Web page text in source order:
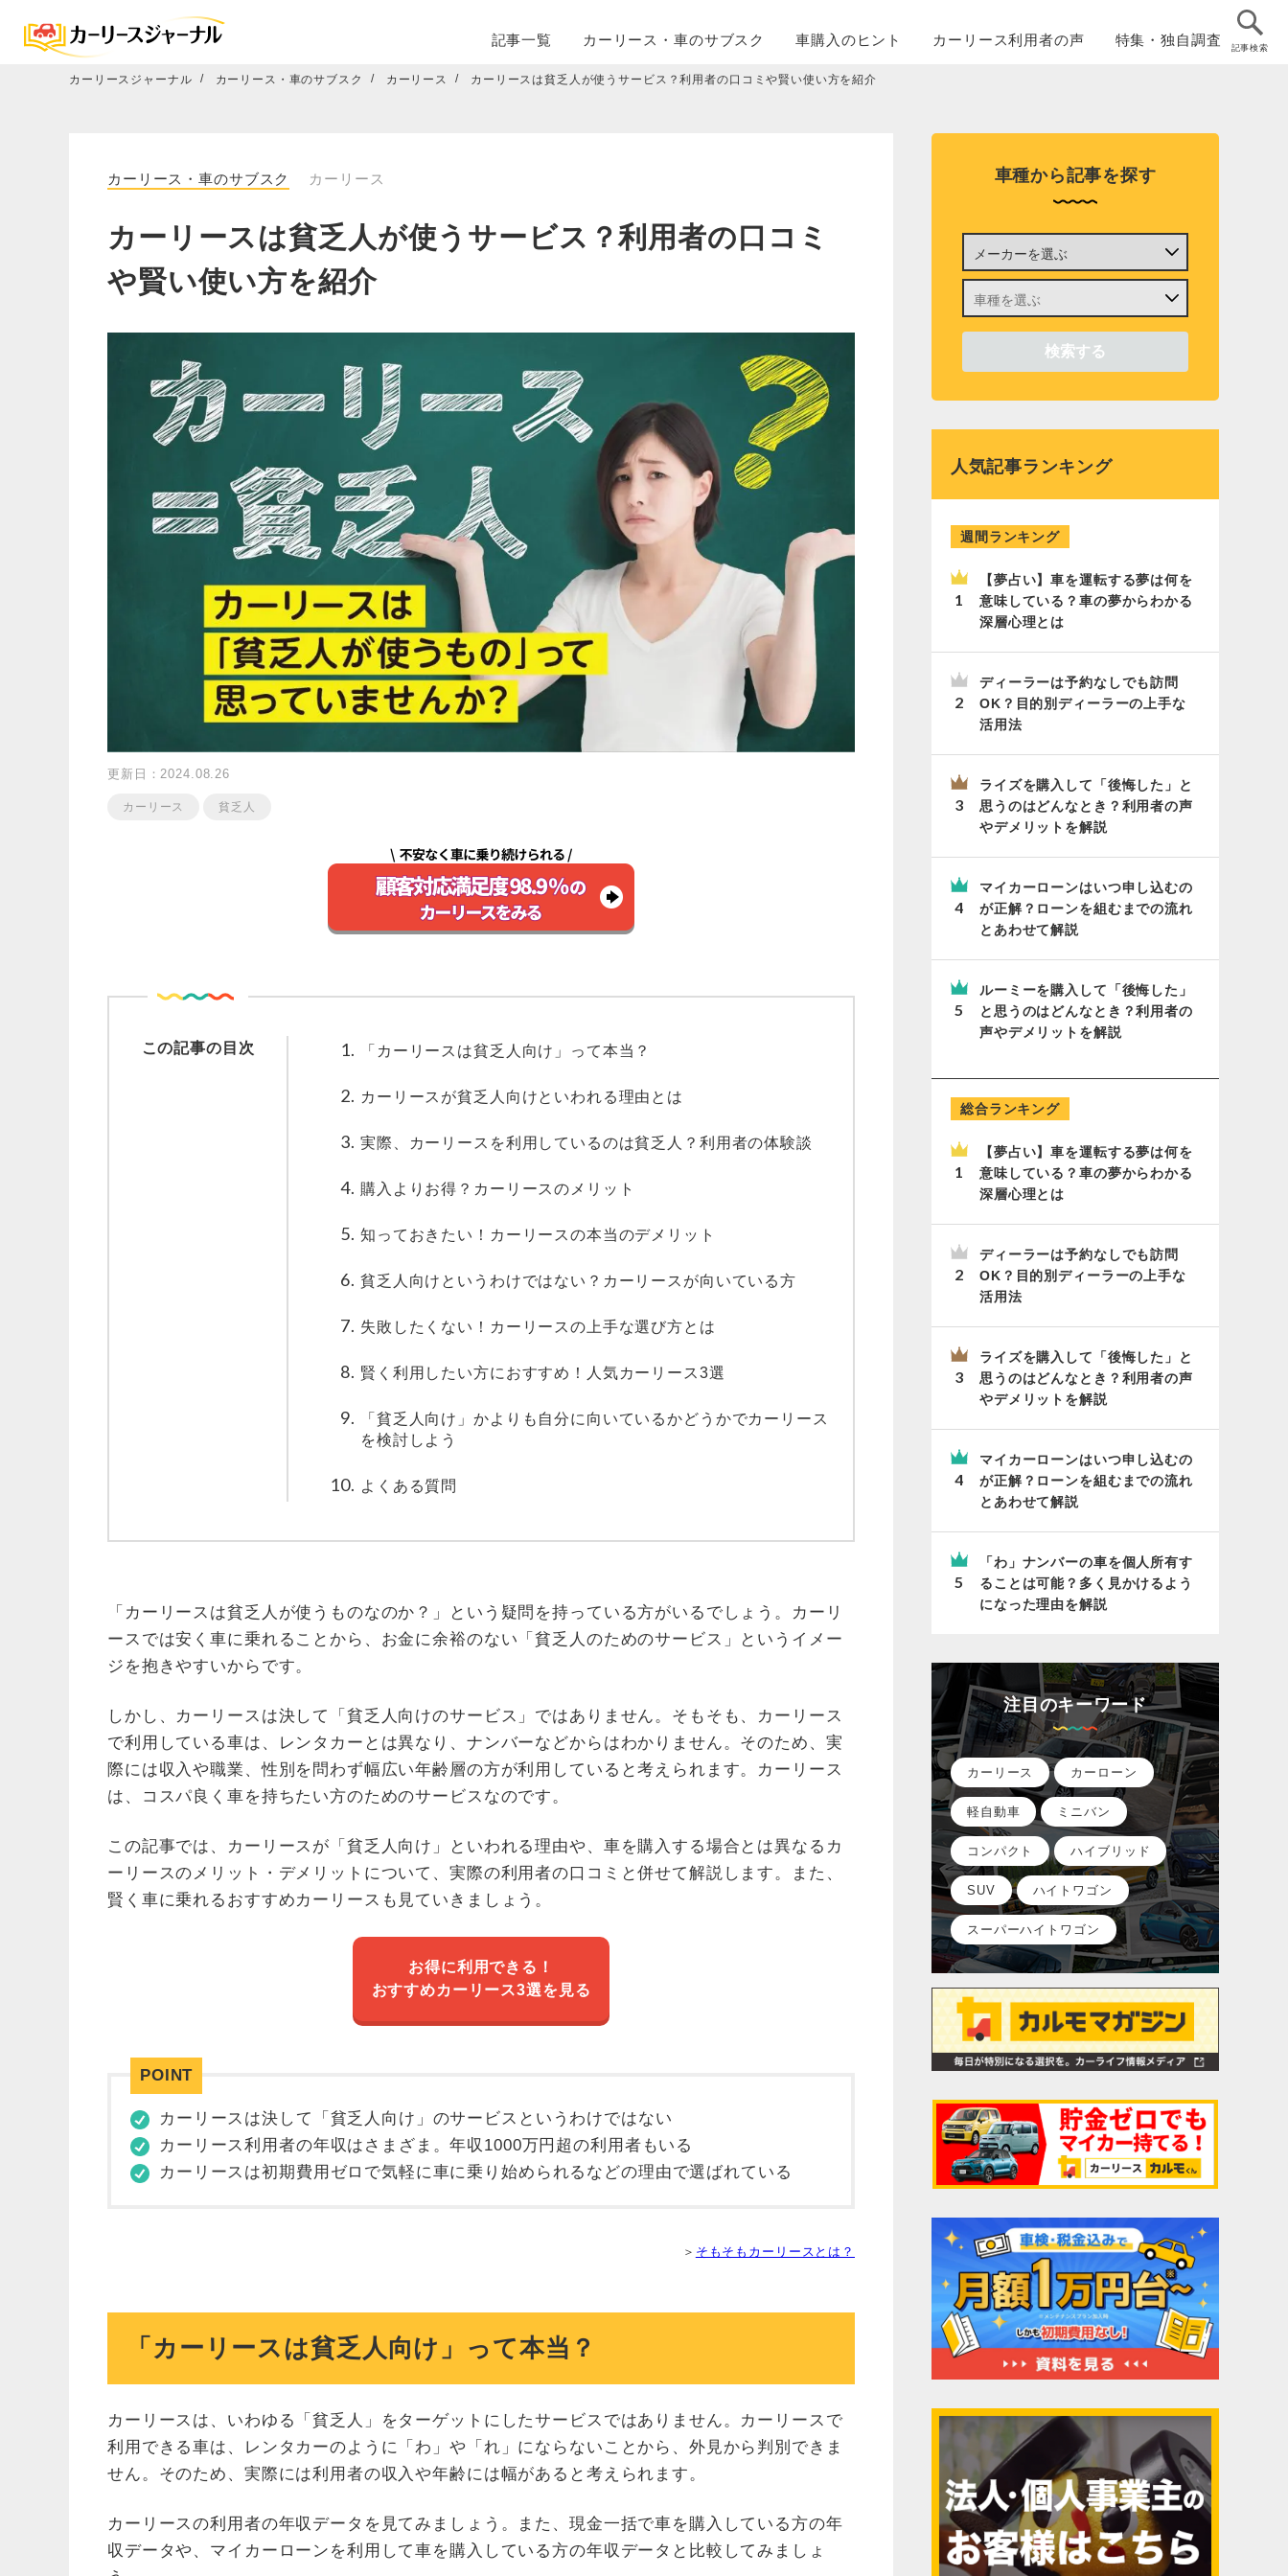
記事一覧 カーリース・車のサブスク 車購入の ヒント カーリース利用者の声 特集・独自調査 記事検索
カーリースジャーナル カーリース・車のサブスク カーリース カーリースは貧乏人が使うサービス？利用者の口コミや賢い使い方を紹介
カーリース・車のサブスク カーリース
カーリースは貧乏人が使うサービス？利用者の口コミ
や賢い使い方を紹介
更新日：2024.08.26
カーリース 貧乏人
この記事の目次 「カーリースは貧乏人向け」って本当？
カーリースが貧乏人向けといわれる理由とは
実際、カーリースを利用しているのは貧乏人？利用者の体験談
購入よりお得？カーリースのメリット
知っておきたい！カーリースの本当のデメリット
貧乏人向けというわけではない？カーリースが向いている方
失敗したくない！カーリースの上手な選び方とは
賢く利用したい方におすすめ！人気カーリース3選
「貧乏人向け」かよりも自分に向いているかどうかでカーリース
を検討しよう
よくある質問
「カーリースは貧乏人が使うものなのか？」という疑問を持っている方がいるでしょう。カーリ
ースでは安く車に乗れることから、お金に余裕のない「貧乏人のためのサービス」というイメー
ジを抱きやすいからです。
しかし、カーリースは決して「貧乏人向けのサービス」ではありません。そもそも、カーリース
で利用している車は、レンタカーとは異なり、ナンバーなどからはわかりません。そのため、実
際には収入や職業、性別を問わず幅広い年齢層の方が利用していると考えられます。カーリース
は、コスパ良く車を持ちたい方のためのサービスなのです。
この記事では、カーリースが「貧乏人向け」といわれる理由や、車を購入する場合とは異なるカ
ーリースのメリット・デメリットについて、実際の利用者の口コミと併せて解説します。また、
賢く車に乗れるおすすめカーリースも見ていきましょう。
お得に利用できる！
おすすめカーリース3選を見る
カーリースは決して「貧乏人向け」のサービスというわけではない
カーリース利用者の年収はさまざま。年収1000万円超の利用者もいる
カーリースは初期費用ゼロで気軽に車に乗り始められるなどの理由で選ばれている
＞ そもそもカーリースとは？
「カーリースは貧乏人向け」って本当？
カーリースは、いわゆる「貧乏人」をターゲットにしたサービスではありません。カーリースで
利用できる車は、レンタカーのように「わ」や「れ」にならないことから、外見から判別できま
せん。そのため、実際には利用者の収入や年齢には幅があると考えられます。
カーリースの利用者の年収データを見てみましょう。また、現金一括で車を購入している方の年
収データや、マイカーローンを利用して車を購入している方の年収データと比較してみましょ
車種から記事を探す
人気記事ランキング
週間ランキング
【夢占い】車を運転する夢は何を
意味している？車の夢からわかる
深層心理とは
ディーラーは予約なしでも訪問
OK？目的別ディーラーの上手な
活用法
ライズを購入して「後悔した」と
思うのはどんなとき？利用者の声
やデメリットを解説
マイカーローンはいつ申し込むの
が正解？ローンを組むまでの流れ
とあわせて解説
ルーミーを購入して「後悔した」
と思うのはどんなとき？利用者の
声やデメリットを解説
総合ランキング
【夢占い】車を運転する夢は何を
意味している？車の夢からわかる
深層心理とは
ディーラーは予約なしでも訪問
OK？目的別ディーラーの上手な
活用法
ライズを購入して「後悔した」と
思うのはどんなとき？利用者の声
やデメリットを解説
マイカーローンはいつ申し込むの
が正解？ローンを組むまでの流れ
とあわせて解説
「わ」ナンバーの車を個人所有す
ることは可能？多く見かけるよう
になった理由を解説
注目のキーワード
カーリース カーローン
軽自動車 ミニバン
コンパクト ハイブリッド
SUV ハイトワゴン
スーパーハイトワゴン